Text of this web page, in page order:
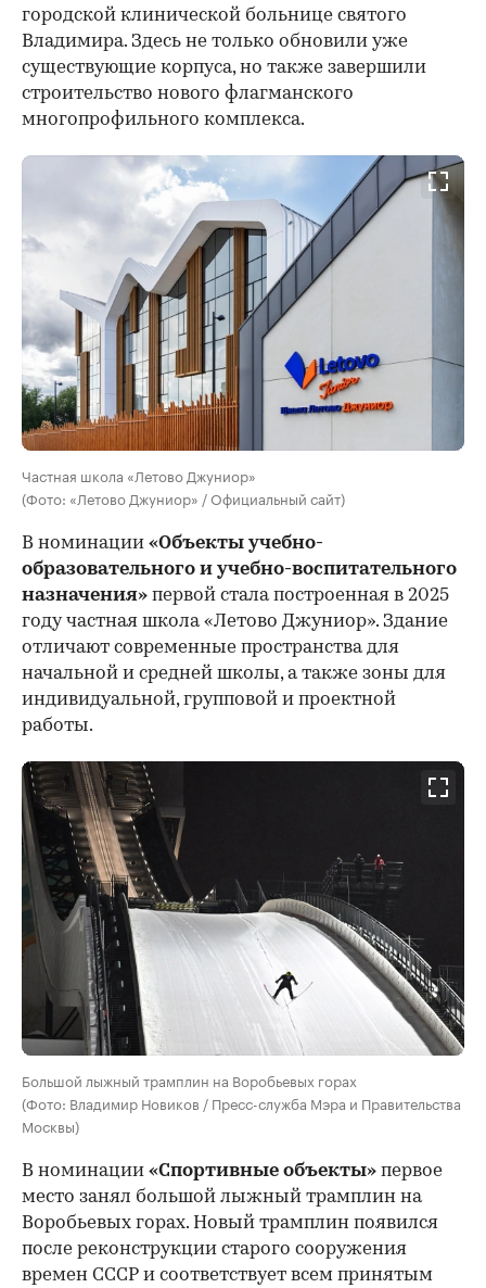
городской клинической больнице святого
Владимира. Здесь не только обновили уже
существующие корпуса, но также завершили
строительство нового флагманского
многопрофильного комплекса.
Частная школа «Летово Джуниор»
(Фото: «Летово Джуниор» / Официальный сайт)
В номинации «Объекты учебно-
образовательного и учебно-воспитательного
назначения» первой стала построенная в 2025
году частная школа «Летово Джуниор». Здание
отличают современные пространства для
начальной и средней школы, а также зоны для
индивидуальной, групповой и проектной
работы.
Большой лыжный трамплин на Воробьевых горах
(Фото: Владимир Новиков / Пресс-служба Мэра и Правительства
Москвы)
В номинации «Спортивные объекты» первое
место занял большой лыжный трамплин на
Воробьевых горах. Новый трамплин появился
после реконструкции старого сооружения
времен СССР и соответствует всем принятым